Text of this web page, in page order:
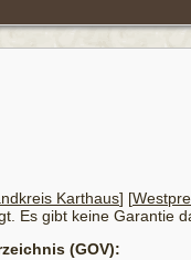
Karthaus] [
Es gibt keine Garantie
(GOV):